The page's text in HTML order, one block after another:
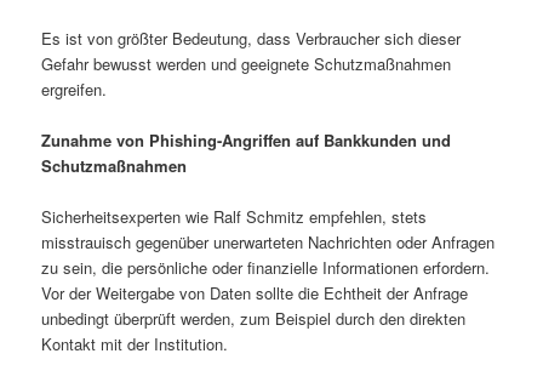
Es ist von größter Bedeutung, dass Verbraucher sich dieser
Gefahr bewusst werden und geeignete Schutzmaßnahmen
ergreifen.
Zunahme von Phishing-Angriffen auf Bankkunden und
Schutzmaßnahmen
Sicherheitsexperten wie Ralf Schmitz empfehlen, stets
misstrauisch gegenüber unerwarteten Nachrichten oder Anfragen
zu sein, die persönliche oder finanzielle Informationen erfordern.
Vor der Weitergabe von Daten sollte die Echtheit der Anfrage
unbedingt überprüft werden, zum Beispiel durch den direkten
Kontakt mit der Institution.